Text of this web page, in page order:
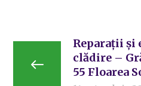
Reparații și
clădire –
55 Floarea